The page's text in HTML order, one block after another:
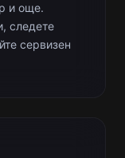
и още.
следете
сервизен